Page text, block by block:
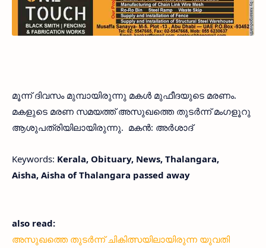
മൂന്ന് ദിവസം മുമ്പായിരുന്നു മകള്‍ മുഫീദയുടെ മരണം.
മകളുടെ മരണ സമയത്ത് അസുഖത്തെ തുടര്‍ന്ന് മംഗളൂറു
ആശുപത്രിയിലായിരുന്നു. മകന്‍: അര്‍ശാദ്
Keywords: Kerala, Obituary, News, Thalangara,
Aisha, Aisha of Thalangara passed away
also read:
അസുഖത്തെ തുടര്‍ന്ന് ചികിത്സയിലായിരുന്ന യുവതി